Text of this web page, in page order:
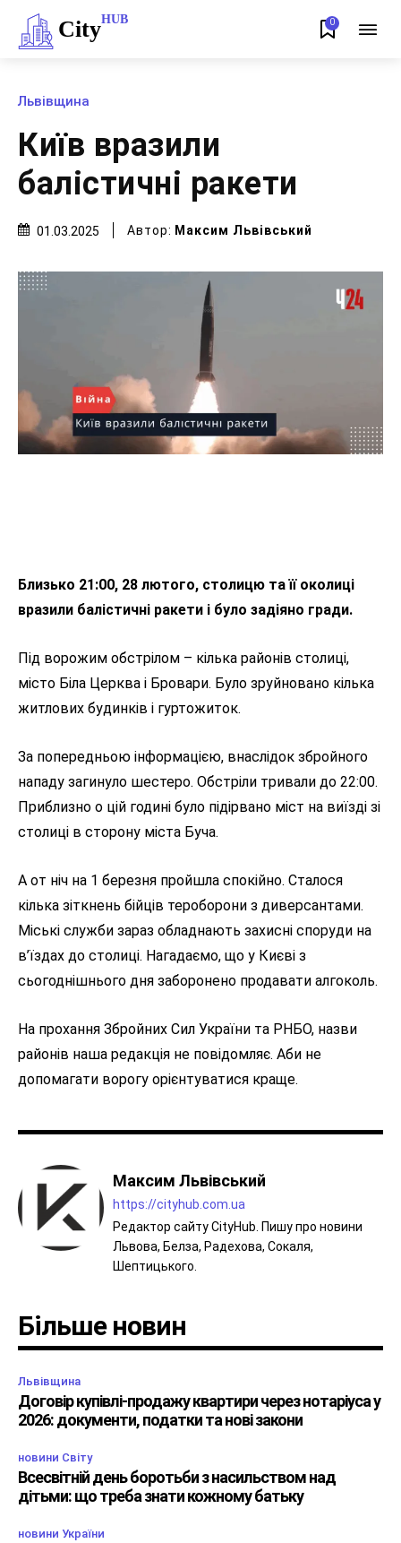
CityHUB 0
Львівщина
Київ вразили
балістичні ракети
01.03.2025 Автор: Максим Львівський
Близько 21:00, 28 лютого, столицю та її околиці
вразили балістичні ракети і було задіяно гради.
Під ворожим обстрілом – кілька районів столиці,
місто Біла Церква і Бровари. Було зруйновано кілька
житлових будинків і гуртожиток.
За попередньою інформацією, внаслідок збройного
нападу загинуло шестеро. Обстріли тривали до 22:00.
Приблизно о цій годині було підірвано міст на виїзді зі
столиці в сторону міста Буча.
А от ніч на 1 березня пройшла спокійно. Сталося
кілька зіткнень бійців тероборони з диверсантами.
Міські служби зараз обладнають захисні споруди на
в’їздах до столиці. Нагадаємо, що у Києві з
сьогоднішнього дня заборонено продавати алгоколь.
На прохання Збройних Сил України та РНБО, назви
районів наша редакція не повідомляє. Аби не
допомагати ворогу орієнтуватися краще.
Максим Львівський
https://cityhub.com.ua
Редактор сайту CityHub. Пишу про новини
Львова, Белза, Радехова, Сокаля,
Шептицького.
Більше новин
Львівщина
Договір купівлі-продажу квартири через нотаріуса у
2026: документи, податки та нові закони
новини Світу
Всесвітній день боротьби з насильством над
дітьми: що треба знати кожному батьку
новини України